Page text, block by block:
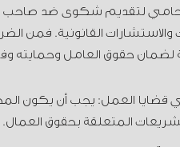
محامي لتقديم شكوى ضد
والاستشارات القانونية. فمن
حقوق العامل وحمايته
العمل: يجب أن يكون
المتعلقة بحقوق العمال.